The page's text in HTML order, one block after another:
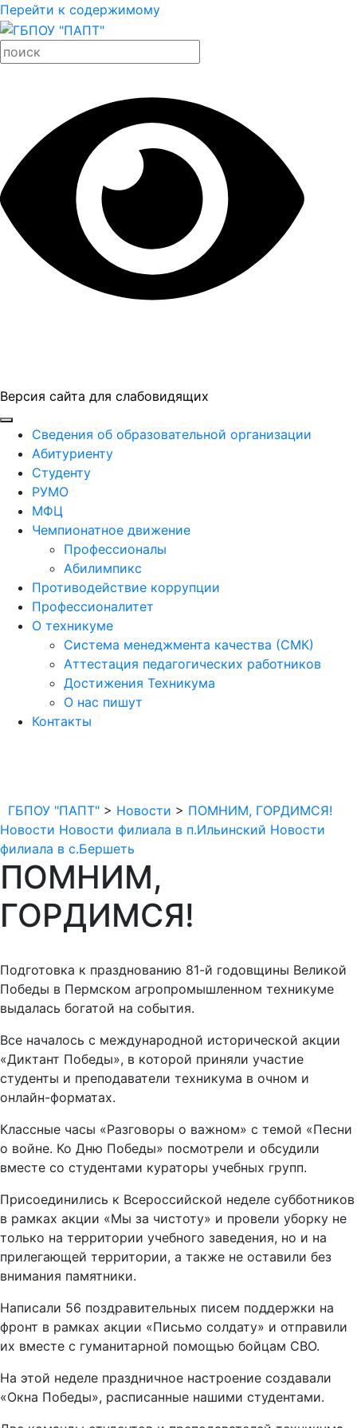
Перейти к содержимому
Версия сайта для слабовидящих
ГБПОУ "ПАПТ"
Сведения об образовательной организации
Абитуриенту
Студенту
РУМО
МФЦ
Чемпионатное движение
Профессионалы
Абилимпикс
Противодействие коррупции
Профессионалитет
О техникуме
Система менеджмента качества (СМК)
Аттестация педагогических работников
Достижения Техникума
О нас пишут
Контакты
ГБПОУ "ПАПТ" > Новости > ПОМНИМ, ГОРДИМСЯ!
Новости Новости филиала в п.Ильинский Новости
филиала в с.Бершеть
ПОМНИМ,
ГОРДИМСЯ!
Подготовка к празднованию 81-й годовщины Великой
Победы в Пермском агропромышленном техникуме
выдалась богатой на события.
Все началось с международной исторической акции
«Диктант Победы», в которой приняли участие
студенты и преподаватели техникума в очном и
онлайн-форматах.
Классные часы «Разговоры о важном» с темой «Песни
о войне. Ко Дню Победы» посмотрели и обсудили
вместе со студентами кураторы учебных групп.
Присоединились к Всероссийской неделе субботников
в рамках акции «Мы за чистоту» и провели уборку не
только на территории учебного заведения, но и на
прилегающей территории, а также не оставили без
внимания памятники.
Написали 56 поздравительных писем поддержки на
фронт в рамках акции «Письмо солдату» и отправили
их вместе с гуманитарной помощью бойцам СВО.
На этой неделе праздничное настроение создавали
«Окна Победы», расписанные нашими студентами.